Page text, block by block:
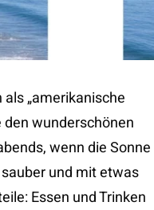
„amerikanische
wunderschönen
wenn die Sonne
und mit etwas
Essen und Trinken